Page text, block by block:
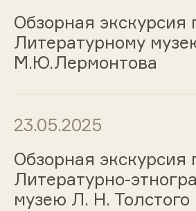
Обзорная экскурсия
Литературному
М.Ю.Лермонтова
23.05.2025
Обзорная экскурсия
Литературно-
музею Л. Н. Толстого